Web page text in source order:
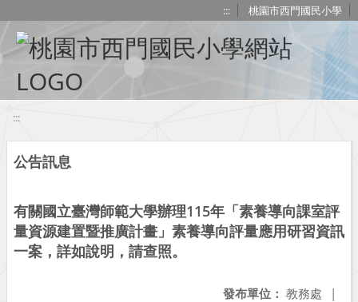
::: 桃園市西門國民小學
:::
公告訊息
有關國立臺灣師範大學辦理115年「素養導向課室評
量資源建置暨推廣計畫」素養導向評量應用研習資訊
一案，詳如說明，請查照。
發布單位： 教務處 |